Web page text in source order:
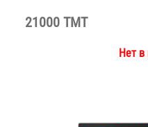
21000 TMT
Нет в